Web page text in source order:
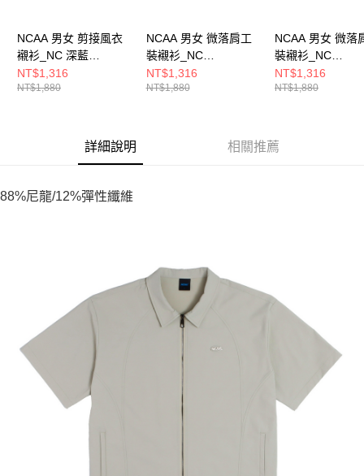
NCAA 男女 剪接風衣
襯衫_NC 深藍
7525147080
NT$1,316
NT$1,880
NCAA 男女 微落肩工
裝襯衫_NC
7525147232
NT$1,316
NT$1,880
NCAA 男女 微落
裝襯衫_NC
7525147220
NT$1,316
NT$1,880
詳細說明 相關推薦
88%尼龍/12%彈性纖維